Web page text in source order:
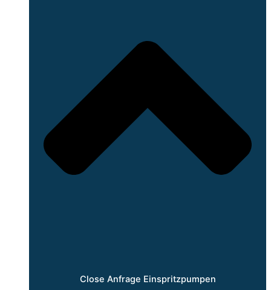
Close Anfrage Einspritzpumpen